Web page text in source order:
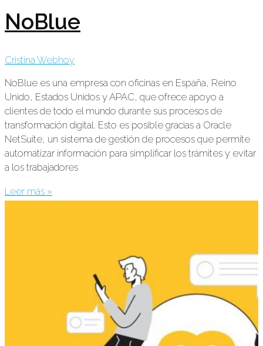
NoBlue
Cristina Webhoy
NoBlue es una empresa con oficinas en España, Reino
Unido, Estados Unidos y APAC, que ofrece apoyo a
clientes de todo el mundo durante sus procesos de
transformación digital. Esto es posible gracias a Oracle
NetSuite, un sistema de gestión de procesos que permite
automatizar información para simplificar los trámites y evitar
a los trabajadores
Leer más »